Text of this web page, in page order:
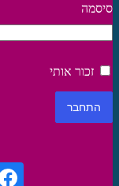
סיסמה
זכור אותי